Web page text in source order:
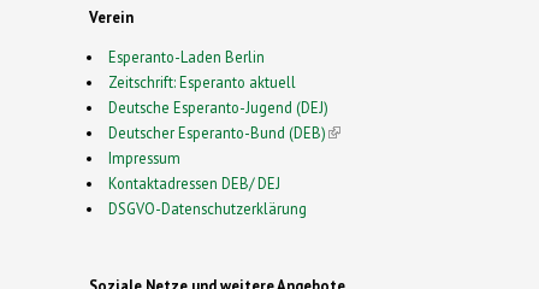
Verein
Esperanto-Laden Berlin
Zeitschrift: Esperanto aktuell
Deutsche Esperanto-Jugend (DEJ)
Deutscher Esperanto-Bund (DEB)(link is external)
Impressum
Kontaktadressen DEB/ DEJ
DSGVO-Datenschutzerklärung
Soziale Netze und weitere Angebote